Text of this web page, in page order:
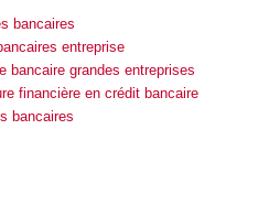
bancaires
entreprise
bancaire grandes entreprises
financière en crédit bancaire
bancaires